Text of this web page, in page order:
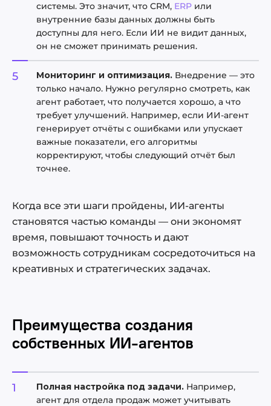
системы. Это значит, что CRM, ERP или
внутренние базы данных должны быть
доступны для него. Если ИИ не видит данных,
он не сможет принимать решения.
Мониторинг и оптимизация. Внедрение — это
только начало. Нужно регулярно смотреть, как
агент работает, что получается хорошо, а что
требует улучшений. Например, если ИИ-агент
генерирует отчёты с ошибками или упускает
важные показатели, его алгоритмы
корректируют, чтобы следующий отчёт был
точнее.
Когда все эти шаги пройдены, ИИ-агенты
становятся частью команды — они экономят
время, повышают точность и дают
возможность сотрудникам сосредоточиться на
креативных и стратегических задачах.
Преимущества создания
собственных ИИ-агентов
Полная настройка под задачи. Например,
агент для отдела продаж может учитывать